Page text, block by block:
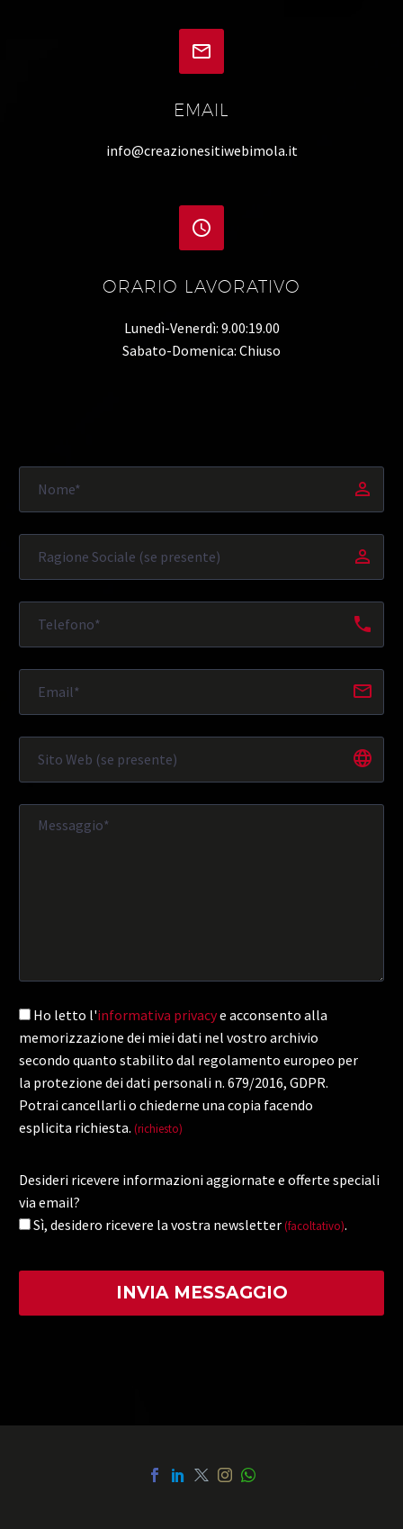


EMAIL
info@creazionesitiwebimola.it


ORARIO LAVORATIVO
Lunedì-Venerdì: 9.00:19.00
Sabato-Domenica: Chiuso
Ho letto l'informativa privacye acconsento alla
memorizzazione dei miei dati nel vostro archivio
secondo quanto stabilito dal regolamento europeo per
la protezione dei dati personali n. 679/2016, GDPR.
Potrai cancellarli o chiederne una copia facendo
esplicita richiesta. (richiesto)
Desideri ricevere informazioni aggiornate e offerte speciali
via email?
Sì, desidero ricevere la vostra newsletter (facoltativo).